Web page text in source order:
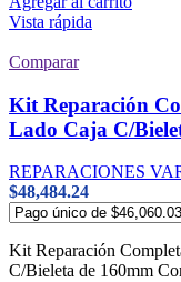
Vista rápida
Comparar
Kit Reparación
Lado Caja C/
REPARACIONES
$48,484.24
Kit Reparación
C/Bieleta de 160mm